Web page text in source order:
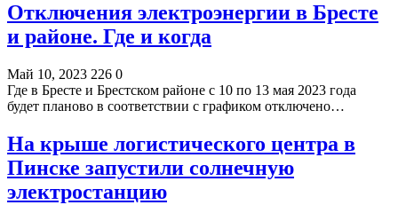
Отключения электроэнергии в Бресте
и районе. Где и когда
Май 10, 2023 226 0
Где в Бресте и Брестском районе с 10 по 13 мая 2023 года
будет планово в соответствии с графиком отключено…
На крыше логистического центра в
Пинске запустили солнечную
электростанцию